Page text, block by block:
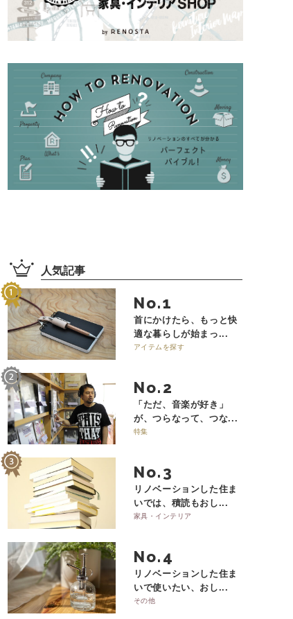
人気記事
No.
首にかけたら、もっと快
適な暮らしが始まっ...
アイテムを探す
No.
「ただ、音楽が好き」
が、つらなって、つな...
特集
No.
リノベーションした住ま
いでは、積読もおし...
家具・インテリア
No.
リノベーションした住ま
いで使いたい、おし...
その他